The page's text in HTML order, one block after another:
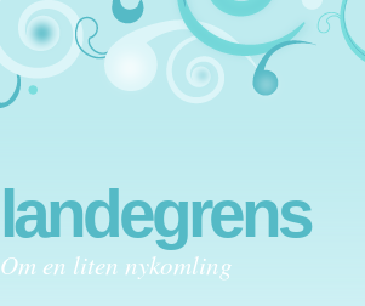
landegrens
Om en liten nykomling